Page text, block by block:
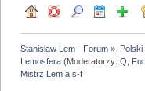
Stanisław Lem - Forum » Polski
Lemosfera (Moderatorzy:Q
Mistrz Lem a s-f